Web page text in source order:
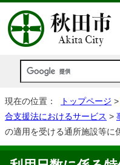
現在の位置： トップページ >
合支援法におけるサービス >
の適用を受ける通所施設等に